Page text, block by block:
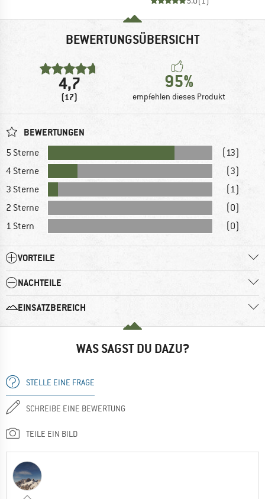
BEWERTUNGSÜBERSICHT
4,7
(17)
95%
empfehlen dieses Produkt
BEWERTUNGEN
5 Sterne
(13)
4 Sterne
(3)
3 Sterne
(1)
2 Sterne
(0)
1 Stern
(0)
VORTEILE
NACHTEILE
EINSATZBEREICH
WAS SAGST DU DAZU?
STELLE EINE FRAGE
SCHREIBE EINE BEWERTUNG
TEILE EIN BILD